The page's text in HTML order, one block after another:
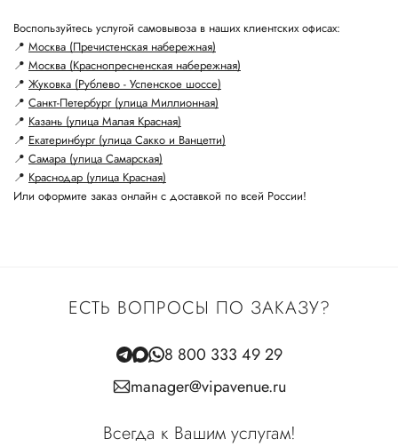
Воспользуйтесь услугой самовывоза в наших клиентских офисах:
📍 Москва (Пречистенская набережная)
📍 Москва (Краснопресненская набережная)
📍 Жуковка (Рублево - Успенское шоссе)
📍 Санкт-Петербург (улица Миллионная)
📍 Казань (улица Малая Красная)
📍 Екатеринбург (улица Сакко и Ванцетти)
📍 Самара (улица Самарская)
📍 Краснодар (улица Красная)
Или оформите заказ онлайн с доставкой по всей России!
ЕСТЬ ВОПРОСЫ ПО ЗАКАЗУ?
8 800 333 49 29
manager@vipavenue.ru
Всегда к Вашим услугам!